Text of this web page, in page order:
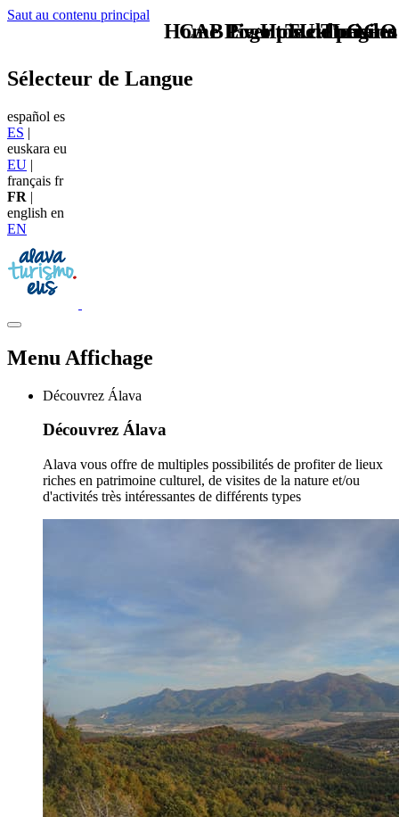
Saut au contenu principal
TU - LOGO
Sélecteur de Langue
español es
ES |
euskara eu
EU |
français fr
FR |
english en
EN
Menu Affichage
Découvrez Álava
Découvrez Álava
Alava vous offre de multiples possibilités de profiter de lieux
riches en patrimoine culturel, de visites de la nature et/ou
d'activités très intéressantes de différents types
CAB Eventos culturales
Home Logo pie de página
Pie Home Turismo